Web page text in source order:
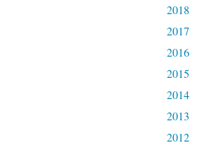
2018
2017
2016
2015
2014
2013
2012